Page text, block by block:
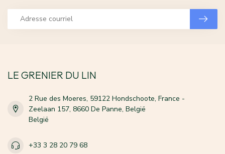
LE GRENIER DU LIN
2 Rue des Moeres, 59122 Hondschoote, France -
Zeelaan 157, 8660 De Panne, België
België
+33 3 28 20 79 68